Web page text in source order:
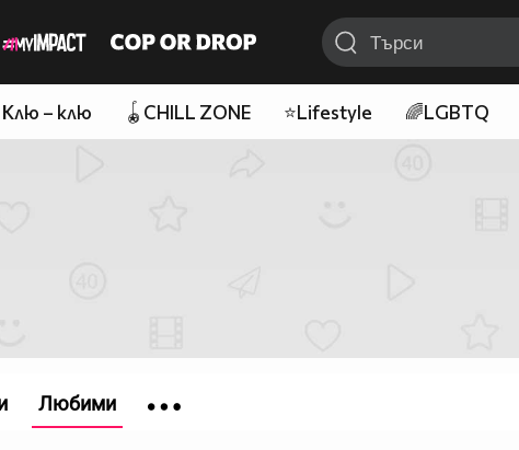
Клю – клю 🪀CHILL ZONE ⭐Lifestyle 🌈LGBTQ
Любими